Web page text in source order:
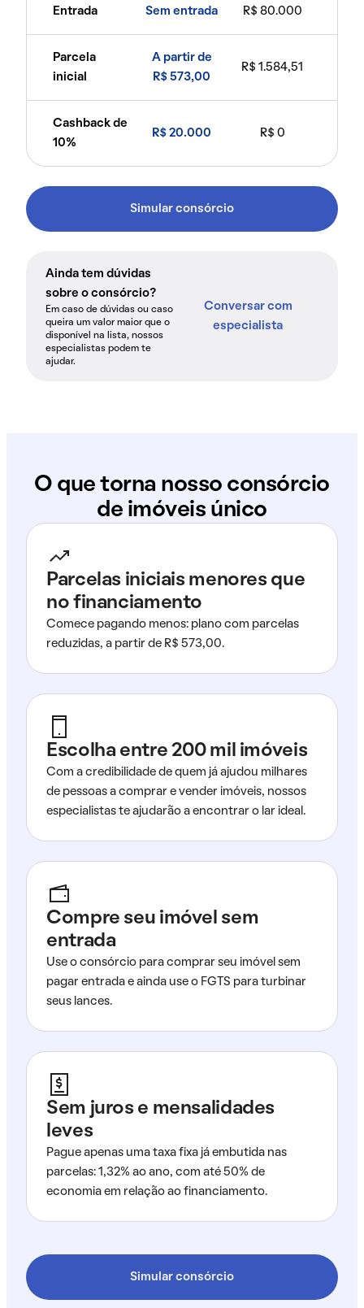
Entrada Sem entrada R$ 80.000
Parcela
inicial
A partir de
R$ 573,00
R$ 1.584,51
Cashback de
10%
R$ 20.000 R$ 0
Simular consórcio
Ainda tem dúvidas
sobre o consórcio?
Em caso de dúvidas ou caso
queira um valor maior que o
disponível na lista, nossos
especialistas podem te
ajudar.
Conversar com
especialista
O que torna nosso consórcio
de imóveis único
Parcelas iniciais menores que
no financiamento
Comece pagando menos: plano com parcelas
reduzidas, a partir de R$ 573,00.
Escolha entre 200 mil imóveis
Com a credibilidade de quem já ajudou milhares
de pessoas a comprar e vender imóveis, nossos
especialistas te ajudarão a encontrar o lar ideal.
Compre seu imóvel sem
entrada
Use o consórcio para comprar seu imóvel sem
pagar entrada e ainda use o FGTS para turbinar
seus lances.
Sem juros e mensalidades
leves
Pague apenas uma taxa fixa já embutida nas
parcelas: 1,32% ao ano, com até 50% de
economia em relação ao financiamento.
Simular consórcio